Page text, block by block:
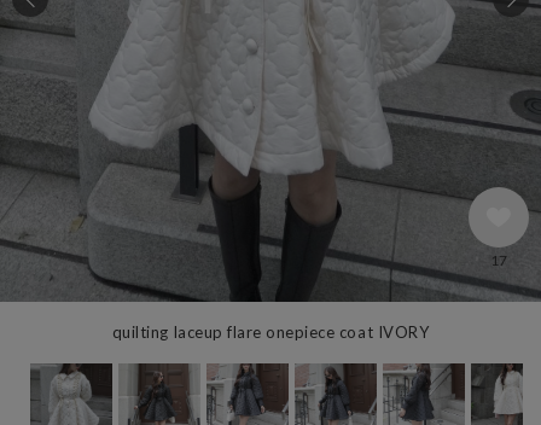
quilting laceup flare onepiece coat IVORY
17